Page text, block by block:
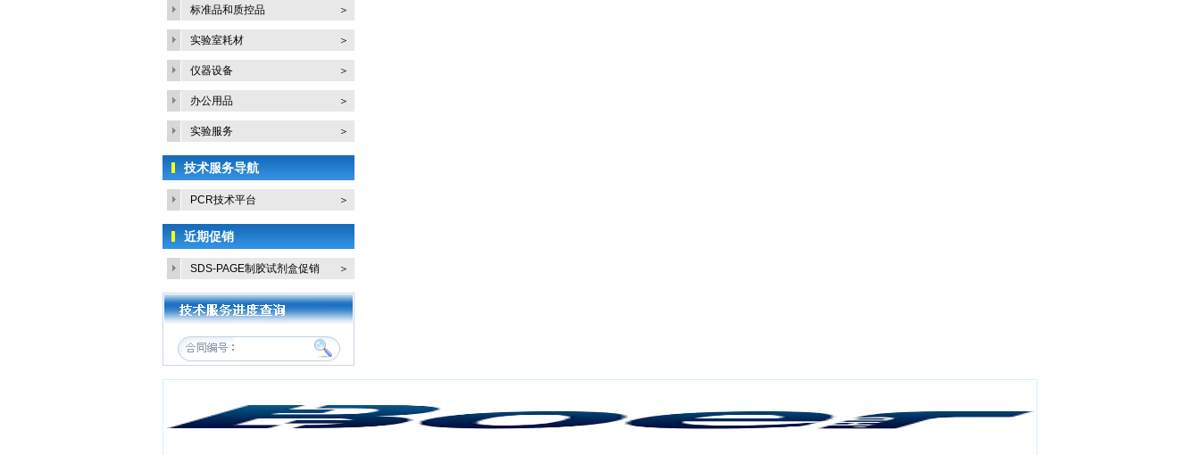
标准品和质控品 ＞
实验室耗材 ＞
仪器设备 ＞
办公用品 ＞
实验服务 ＞
技术服务导航
PCR技术平台 ＞
近期促销
SDS-PAGE制胶试剂盒促销
活...
＞